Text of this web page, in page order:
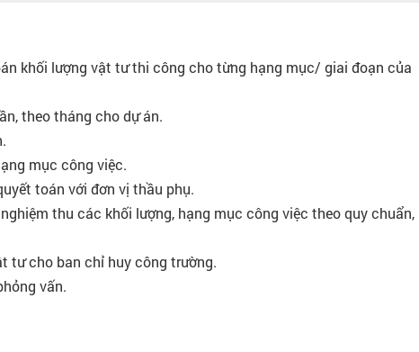
khối lượng vật tư thi công cho từng hạng mục/ giai đoạn của
theo tháng cho dự án.
mục công việc.
toán với đơn vị thầu phụ.
thu các khối lượng, hạng mục công việc theo quy chuẩn,
tư cho ban chỉ huy công trường.
vấn.